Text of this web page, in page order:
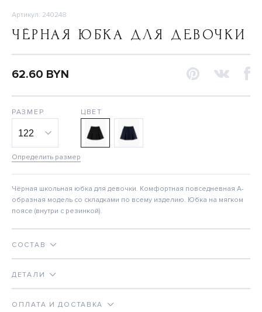
Артикул: 240248
ЧЁРНАЯ ЮБКА ДЛЯ ДЕВОЧКИ
62.60 BYN
РАЗМЕР
Определить размер
ЦВЕТ
Чёрная школьная юбка для девочки. Комфортная повседневная А-
образная модель со складками по всему изделию. Юбка на мягком
поясе (внутри с резинкой).
СОСТАВ
ДЕТАЛИ
ОПЛАТА И ДОСТАВКА